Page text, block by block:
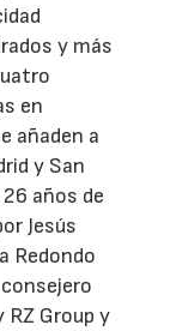
y más
en
añaden a
y San
años de
Jesús
Redondo
RZ Group y